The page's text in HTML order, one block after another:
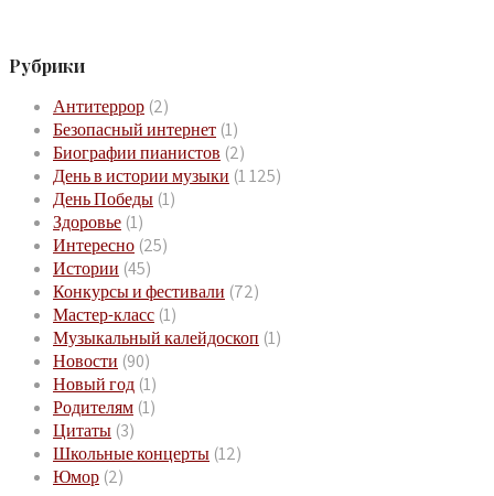
Рубрики
Антитеррор (2)
Безопасный интернет (1)
Биографии пианистов (2)
День в истории музыки (1 125)
День Победы (1)
Здоровье (1)
Интересно (25)
Истории (45)
Конкурсы и фестивали (72)
Мастер-класс (1)
Музыкальный калейдоскоп (1)
Новости (90)
Новый год (1)
Родителям (1)
Цитаты (3)
Школьные концерты (12)
Юмор (2)